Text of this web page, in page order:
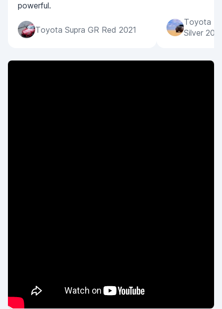
powerful.
Toyota Supra GR Red 2021
Toyota
Silver